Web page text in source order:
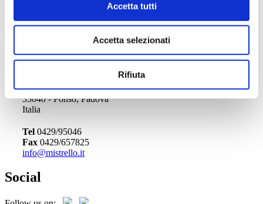
Accetta tutti
Accetta selezionati
Rifiuta
questo straordinario materiale e alle sue infinite applicazioni, tra
percorsi tematici, meeting, eventi collaterali e servizi esclusivi.
Officine Mistrello Srl
Via dell'Artigiano, 13
35040 - Ponso, Padova
Italia
Tel 0429/95046
Fax 0429/657825
info@mistrello.it
Social